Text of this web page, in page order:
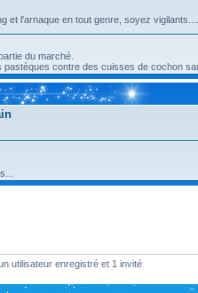
et l'arnaque en tout genre, soyez vigilants....
du marché.
contre des cuisses de cochon
utilisateur enregistré et 1 invité